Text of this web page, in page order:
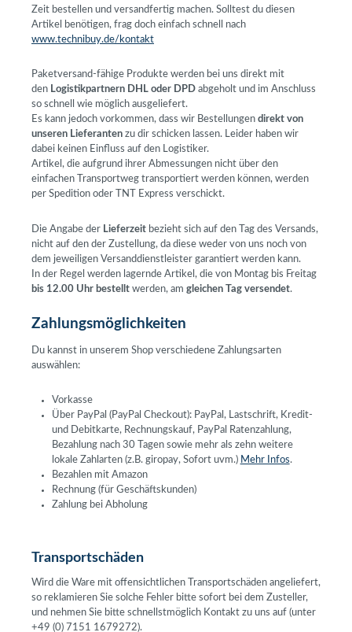
Zeit bestellen und versandfertig machen. Solltest du diesen
Artikel benötigen, frag doch einfach schnell nach
www.technibuy.de/kontakt
Paketversand-fähige Produkte werden bei uns direkt mit
den Logistikpartnern DHL oder DPD abgeholt und im Anschluss
so schnell wie möglich ausgeliefert.
Es kann jedoch vorkommen, dass wir Bestellungen direkt von
unseren Lieferanten zu dir schicken lassen. Leider haben wir
dabei keinen Einfluss auf den Logistiker.
Artikel, die aufgrund ihrer Abmessungen nicht über den
einfachen Transportweg transportiert werden können, werden
per Spedition oder TNT Express verschickt.
Die Angabe der Lieferzeit bezieht sich auf den Tag des Versands,
nicht auf den der Zustellung, da diese weder von uns noch von
dem jeweiligen Versanddienstleister garantiert werden kann.
In der Regel werden lagernde Artikel, die von Montag bis Freitag
bis 12.00 Uhr bestellt werden, am gleichen Tag versendet.
Zahlungsmöglichkeiten
Du kannst in unserem Shop verschiedene Zahlungsarten
auswählen:
Vorkasse
Über PayPal (PayPal Checkout): PayPal, Lastschrift, Kredit-
und Debitkarte, Rechnungskauf, PayPal Ratenzahlung,
Bezahlung nach 30 Tagen sowie mehr als zehn weitere
lokale Zahlarten (z.B. giropay, Sofort uvm.) Mehr Infos.
Bezahlen mit Amazon
Rechnung (für Geschäftskunden)
Zahlung bei Abholung
Transportschäden
Wird die Ware mit offensichtlichen Transportschäden angeliefert,
so reklamieren Sie solche Fehler bitte sofort bei dem Zusteller,
und nehmen Sie bitte schnellstmöglich Kontakt zu uns auf (unter
+49 (0) 7151 1679272).